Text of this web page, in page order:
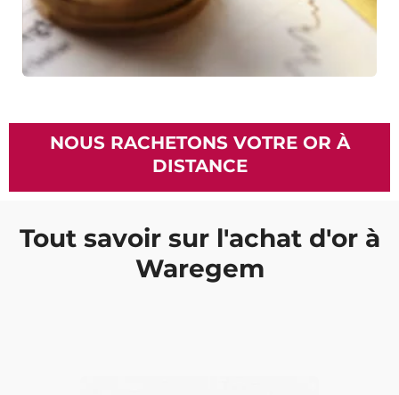
NOUS RACHETONS VOTRE OR À
DISTANCE
Tout savoir sur l'achat d'or à
Waregem